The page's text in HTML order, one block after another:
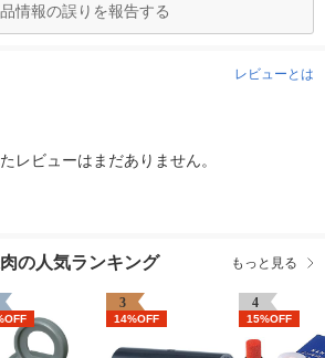
情報の誤りを報告する
レビューとは
レビューはまだありません。
の人気ランキング もっと見る
3
14%OFF
4
15%OFF